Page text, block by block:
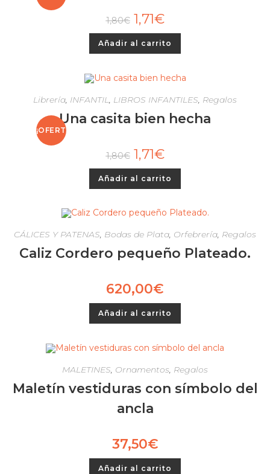
1,80€ 1,71€
Añadir al carrito
¡OFERT
Librería INFANTIL LIBROS INFANTILES Regalos
Una casita bien hecha
1,80€ 1,71€
Añadir al carrito
CÁLICES Y PATENAS, Bodas de Plata, Orfebrería, Regalos
Caliz Cordero pequeño Plateado.
620,00€
Añadir al carrito
MALETINES, Ornamentos, Regalos
Maletín vestiduras con símbolo del
ancla
37,50€
Añadir al carrito